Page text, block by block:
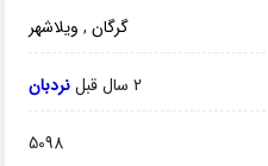
گرگان, ویلاشهر
2 سال قبل نردبان
5098